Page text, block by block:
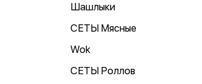
Шашлыки
СЕТЫ Мясные
Wok
СЕТЫ Роллов